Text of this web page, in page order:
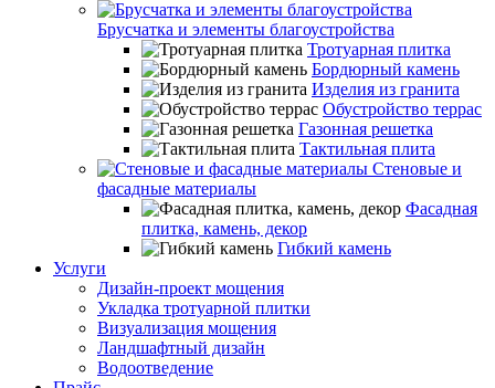
Брусчатка и элементы благоустройства
Тротуарная плитка
Бордюрный камень
Изделия из гранита
Обустройство террас
Газонная решетка
Тактильная плита
Стеновые и
фасадные материалы
Фасадная
плитка, камень, декор
Гибкий камень
Услуги
Дизайн-проект мощения
Укладка тротуарной плитки
Визуализация мощения
Ландшафтный дизайн
Водоотведение